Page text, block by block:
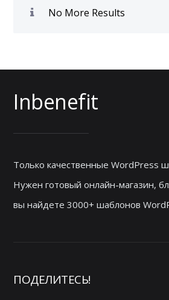
No More Results
Inbenefit
Только качественные WordPress
Нужен готовый онлайн-магазин,
вы найдете 3000+ шаблонов
ПОДЕЛИТЕСЬ!